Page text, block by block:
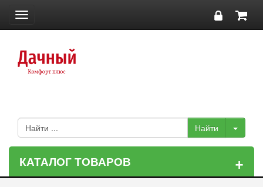
Toggle
navigation
КАТАЛОГ ТОВАРОВ +